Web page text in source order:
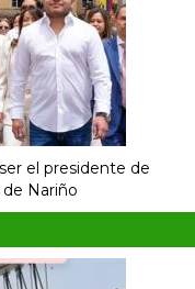
el presidente de
de Nariño